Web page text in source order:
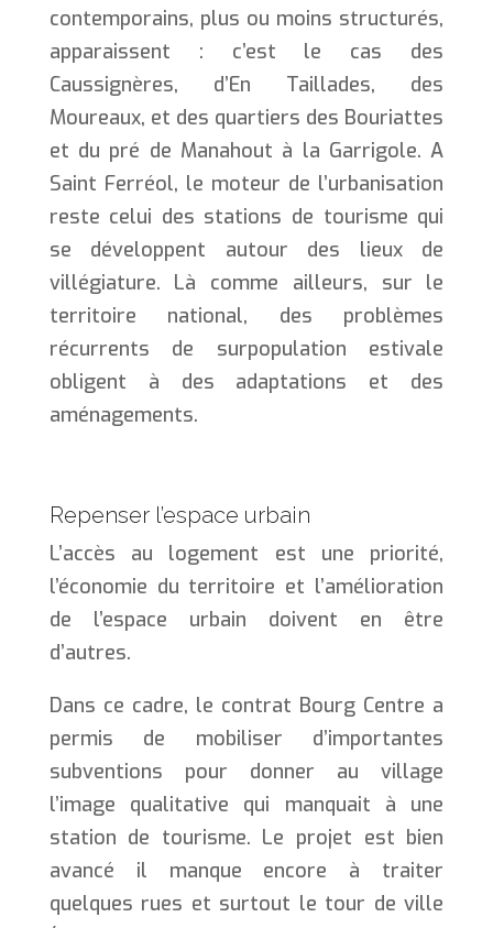
contemporains, plus ou moins structurés,
apparaissent : c’est le cas des
Caussignères, d’En Taillades, des
Moureaux, et des quartiers des Bouriattes
et du pré de Manahout à la Garrigole. A
Saint Ferréol, le moteur de l’urbanisation
reste celui des stations de tourisme qui
se développent autour des lieux de
villégiature. Là comme ailleurs, sur le
territoire national, des problèmes
récurrents de surpopulation estivale
obligent à des adaptations et des
aménagements.
Repenser l’espace urbain
L’accès au logement est une priorité,
l’économie du territoire et l’amélioration
de l’espace urbain doivent en être
d’autres.
Dans ce cadre, le contrat Bourg Centre a
permis de mobiliser d’importantes
subventions pour donner au village
l’image qualitative qui manquait à une
station de tourisme. Le projet est bien
avancé il manque encore à traiter
quelques rues et surtout le tour de ville